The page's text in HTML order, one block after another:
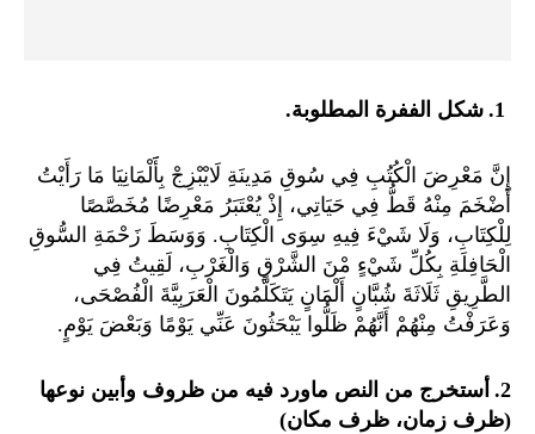
.1 شكل الففرة المطلوبة.
إِنَّ مَعْرِضَ الْكُتُبِ فِي سُوقِ مَدِينَةِ لَايْبْزِجْ بِأََلْمَانِيَا مَا رَأَيْتُ
أَضْخَمَ مِنْهُ قَطُّ فِي حَيَاتِي، إِذْ يُعْتَبَرُ مَعْرِضًا مُخَصَّصًا
لِلْكِتَابِ، وَلَا شَيْءَ فِيهِ سِوَى الْكِتَابِ. وَوَسَطَ زَحْمَةِ السُّوقِ
الْحَافِلَةِ بِكُلِّ شَيْءٍ مْنَ الشَّرْقِ وَالْغَرْبِ، لَقِيتُ فِي
الطَّرِيقِ ثَلَاثَةَ شُبَّانٍ أَلْمَانٍ يَتَكَلَّمُونَ الْعَرَبِيَّةَ الْفُصْحَى،
وَعَرَفْتُ مِنْهُمْ أَنَّهُمْ ظَلُّوا يَبْحَثُونَ عَنِّي يَوْمًا وَبَعْضَ يَوْمٍ.
.2 أستخرج من النص ماورد فيه من ظروف وأبين نوعها
(ظرف زمان، ظرف مكان)